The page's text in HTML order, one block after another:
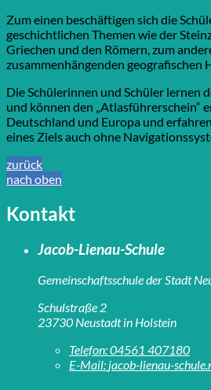
Zum einen beschäftigen sich die
geschichtlichen Themen wie der
Griechen und den Römern, zum
zusammenhängenden geografischen
Die Schülerinnen und Schüler lernen
und können den „Atlasführerschein“
Deutschland und Europa und
eines Ziels auch ohne
zurück
nach oben
Kontakt
Jacob-Lienau-Schule
Gemeinschaftsschule der Stadt
Schulstraße 2
23730 Neustadt in Holstein
Telefon:04561 407180
E-Mail: jacob-lienau-